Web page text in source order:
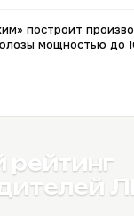
построит
мощностью до